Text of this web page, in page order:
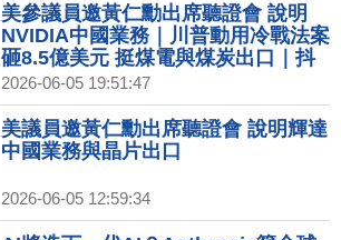
美參議員邀黃仁勳出席聽證會 說明
NVIDIA中國業務｜川普動用冷戰法案
砸8.5億美元 挺煤電與煤炭出口｜抖
音配合中共抓人 評論：微信、小紅書
都被滲透｜AI釀晶片通膨擴全球經濟
領域！記憶體狂飆 消費端難逃｜15家
日業者應援 台鐵路便當節成跨國觀光
2026-06-05 19:51:47
美議員邀黃仁勳出席聽證會 說明輝達
中國業務與晶片出口
2026-06-05 12:59:34